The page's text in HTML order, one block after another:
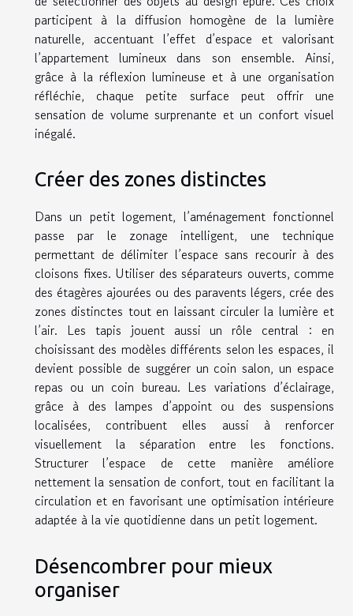
participent à la diffusion homogène de la lumière
naturelle, accentuant l’effet d’espace et valorisant
l’appartement lumineux dans son ensemble. Ainsi,
grâce à la réflexion lumineuse et à une organisation
réfléchie, chaque petite surface peut offrir une
sensation de volume surprenante et un confort visuel
inégalé.
Créer des zones distinctes
Dans un petit logement, l’aménagement fonctionnel
passe par le zonage intelligent, une technique
permettant de délimiter l’espace sans recourir à des
cloisons fixes. Utiliser des séparateurs ouverts, comme
des étagères ajourées ou des paravents légers, crée des
zones distinctes tout en laissant circuler la lumière et
l’air. Les tapis jouent aussi un rôle central : en
choisissant des modèles différents selon les espaces, il
devient possible de suggérer un coin salon, un espace
repas ou un coin bureau. Les variations d’éclairage,
grâce à des lampes d’appoint ou des suspensions
localisées, contribuent elles aussi à renforcer
visuellement la séparation entre les fonctions.
Structurer l’espace de cette manière améliore
nettement la sensation de confort, tout en facilitant la
circulation et en favorisant une optimisation intérieure
adaptée à la vie quotidienne dans un petit logement.
Désencombrer pour mieux
organiser